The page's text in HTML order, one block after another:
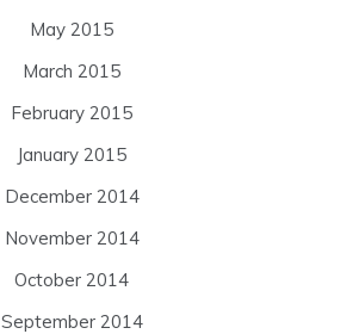
May 2015
March 2015
February 2015
January 2015
December 2014
November 2014
October 2014
September 2014